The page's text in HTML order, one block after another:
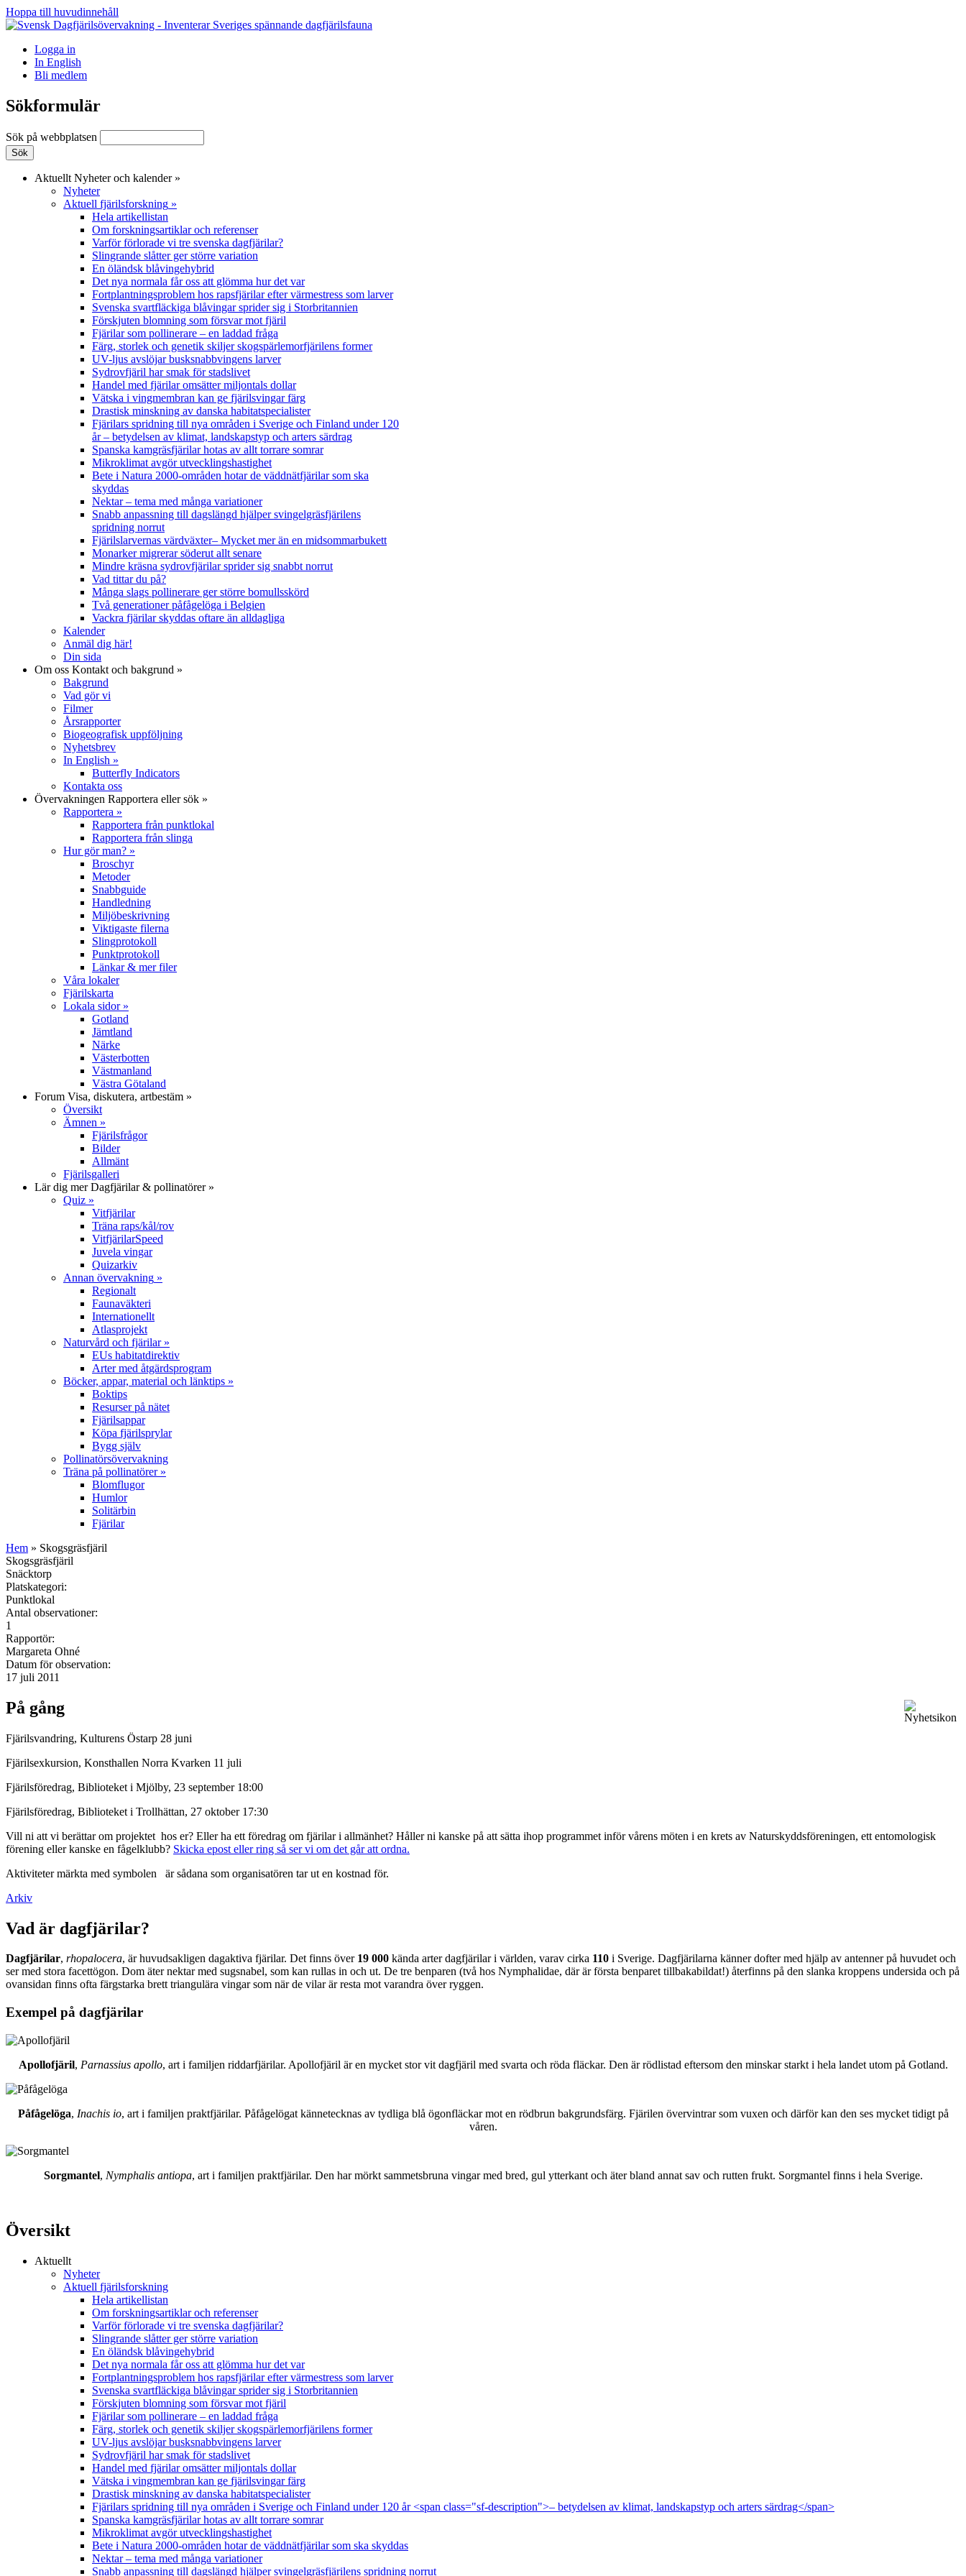
Hoppa till huvudinnehåll
Logga in
In English
Bli medlem
Sökformulär
Sök på webbplatsen
Aktuellt Nyheter och kalender»
Nyheter
Aktuell fjärilsforskning »
Hela artikellistan
Om forskningsartiklar och referenser
Varför förlorade vi tre svenska dagfjärilar?
Slingrande slåtter ger större variation
En öländsk blåvingehybrid
Det nya normala får oss att glömma hur det var
Fortplantningsproblem hos rapsfjärilar efter värmestress som larver
Svenska svartfläckiga blåvingar sprider sig i Storbritannien
Förskjuten blomning som försvar mot fjäril
Fjärilar som pollinerare – en laddad fråga
Färg, storlek och genetik skiljer skogspärlemorfjärilens former
UV-ljus avslöjar busksnabbvingens larver
Sydrovfjäril har smak för stadslivet
Handel med fjärilar omsätter miljontals dollar
Vätska i vingmembran kan ge fjärilsvingar färg
Drastisk minskning av danska habitatspecialister
Fjärilars spridning till nya områden i Sverige och Finland under 120
år– betydelsen av klimat, landskapstyp och arters särdrag
Spanska kamgräsfjärilar hotas av allt torrare somrar
Mikroklimat avgör utvecklingshastighet
Bete i Natura 2000-områden hotar de väddnätfjärilar som ska
skyddas
Nektar – tema med många variationer
Snabb anpassning till dagslängd hjälper svingelgräsfjärilens
spridning norrut
Fjärilslarvernas värdväxter– Mycket mer än en midsommarbukett
Monarker migrerar söderut allt senare
Mindre kräsna sydrovfjärilar sprider sig snabbt norrut
Vad tittar du på?
Många slags pollinerare ger större bomullsskörd
Två generationer påfågelöga i Belgien
Vackra fjärilar skyddas oftare än alldagliga
Kalender
Anmäl dig här!
Din sida
Om oss Kontakt och bakgrund »
Bakgrund
Vad gör vi
Filmer
Årsrapporter
Biogeografisk uppföljning
Nyhetsbrev
In English »
Butterfly Indicators
Kontakta oss
Övervakningen Rapportera eller sök »
Rapportera »
Rapportera från punktlokal
Rapportera från slinga
Hur gör man? »
Broschyr
Metoder
Snabbguide
Handledning
Miljöbeskrivning
Viktigaste filerna
Slingprotokoll
Punktprotokoll
Länkar & mer filer
Våra lokaler
Fjärilskarta
Lokala sidor»
Gotland
Jämtland
Närke
Västerbotten
Västmanland
Västra Götaland
Forum Visa, diskutera, artbestäm »
Översikt
Ämnen »
Fjärilsfrågor
Bilder
Allmänt
Fjärilsgalleri
Lär dig merDagfjärilar & pollinatörer»
Quiz »
Vitfjärilar
Träna raps/kål/rov
VitfjärilarSpeed
Juvela vingar
Quizarkiv
Annan övervakning »
Regionalt
Faunaväkteri
Internationellt
Atlasprojekt
Naturvård och fjärilar»
EUs habitatdirektiv
Arter med åtgärdsprogram
Böcker, appar, material och länktips »
Boktips
Resurser på nätet
Fjärilsappar
Köpa fjärilsprylar
Bygg själv
Pollinatörsövervakning
Träna på pollinatörer»
Blomflugor
Humlor
Solitärbin
Fjärilar
Hem » Skogsgräsfjäril
Skogsgräsfjäril
Snäcktorp
Platskategori:
Punktlokal
Antal observationer:
1
Rapportör:
Margareta Ohné
Datum för observation:
17 juli 2011
På gång
Fjärilsvandring, Kulturens Östarp 28 juni
Fjärilsexkursion, Konsthallen Norra Kvarken 11 juli
Fjärilsföredrag, Biblioteket i Mjölby, 23 september 18:00
Fjärilsföredrag, Biblioteket i Trollhättan, 27 oktober 17:30
Vill ni att vi berättar om projektet hos er? Eller ha ett föredrag om fjärilar i allmänhet? Håller ni kanske på att sätta ihop programmet inför vårens möten i en krets av Naturskyddsföreningen, ett entomologisk
förening eller kanske en fågelklubb? Skicka epost eller ring så ser vi om det går att ordna.
Aktiviteter märkta med symbolen
är sådana som organisatören tar ut en kostnad för.
Arkiv
Vad är dagfjärilar?
Dagfjärilar, rhopalocera, är huvudsakligen dagaktiva fjärilar. Det finns över 19 000 kända arter dagfjärilar i världen, varav cirka 110 i Sverige. Dagfjärilarna känner dofter med hjälp av antenner på huvudet och
ser med stora facettögon. Dom äter nektar med sugsnabel, som kan rullas in och ut. De tre benparen (två hos Nymphalidae, där är första benparet tillbakabildat!) återfinns på den slanka kroppens undersida och på
ovansidan finns ofta färgstarka brett triangulära vingar som när de vilar är resta mot varandra över ryggen.
Exempel på dagfjärilar
Apollofjäril, Parnassius apollo, art i familjen riddarfjärilar. Apollofjäril är en mycket stor vit dagfjäril med svarta och röda fläckar. Den är rödlistad eftersom den minskar starkt i hela landet utom på Gotland.
Påfågelöga, Inachis io, art i familjen praktfjärilar. Påfågelögat kännetecknas av tydliga blå ögonfläckar mot en rödbrun bakgrundsfärg. Fjärilen övervintrar som vuxen och därför kan den ses mycket tidigt på
våren.
Sorgmantel, Nymphalis antiopa, art i familjen praktfjärilar. Den har mörkt sammetsbruna vingar med bred, gul ytterkant och äter bland annat sav och rutten frukt. Sorgmantel finns i hela Sverige.
Översikt
Aktuellt
Nyheter
Aktuell fjärilsforskning
Hela artikellistan
Om forskningsartiklar och referenser
Varför förlorade vi tre svenska dagfjärilar?
Slingrande slåtter ger större variation
En öländsk blåvingehybrid
Det nya normala får oss att glömma hur det var
Fortplantningsproblem hos rapsfjärilar efter värmestress som larver
Svenska svartfläckiga blåvingar sprider sig i Storbritannien
Förskjuten blomning som försvar mot fjäril
Fjärilar som pollinerare – en laddad fråga
Färg, storlek och genetik skiljer skogspärlemorfjärilens former
UV-ljus avslöjar busksnabbvingens larver
Sydrovfjäril har smak för stadslivet
Handel med fjärilar omsätter miljontals dollar
Vätska i vingmembran kan ge fjärilsvingar färg
Drastisk minskning av danska habitatspecialister
Fjärilars spridning till nya områden i Sverige och Finland under 120 år <span class="sf-description">– betydelsen av klimat, landskapstyp och arters särdrag</span>
Spanska kamgräsfjärilar hotas av allt torrare somrar
Mikroklimat avgör utvecklingshastighet
Bete i Natura 2000-områden hotar de väddnätfjärilar som ska skyddas
Nektar – tema med många variationer
Snabb anpassning till dagslängd hjälper svingelgräsfjärilens spridning norrut